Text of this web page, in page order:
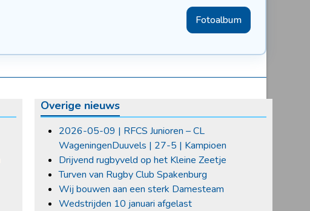
Fotoalbum
Overige nieuws
2026-05-09 | RFCS Junioren – CL
WageningenDuuvels | 27-5 | Kampioen
Drijvend rugbyveld op het Kleine Zeetje
Turven van Rugby Club Spakenburg
Wij bouwen aan een sterk Damesteam
Wedstrijden 10 januari afgelast